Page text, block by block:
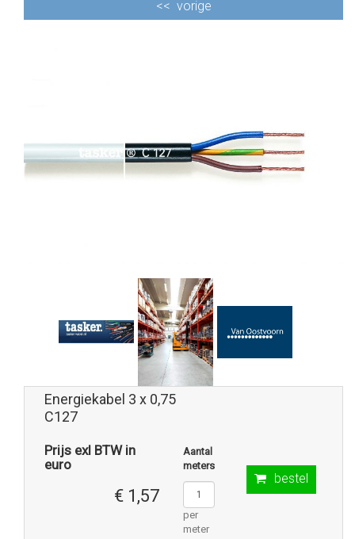
<< vorige
Energiekabel 3 x 0,75
C127
Prijs exl BTW in
euro
€ 1,57
Aantal
meters
per
meter
bestel